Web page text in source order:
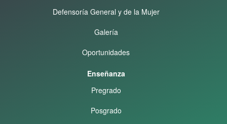
Defensoría General y de la Mujer
Galería
Oportunidades
Enseñanza
Pregrado
Posgrado